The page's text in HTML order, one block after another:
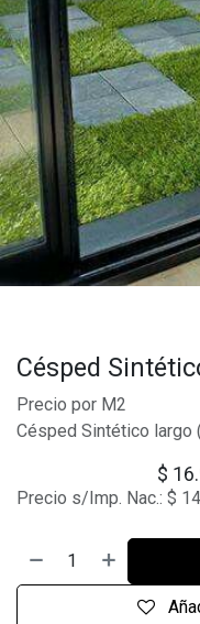
Césped
Precio por M2
Césped Sintético largo
$
Precio s/Imp. Nac.: $